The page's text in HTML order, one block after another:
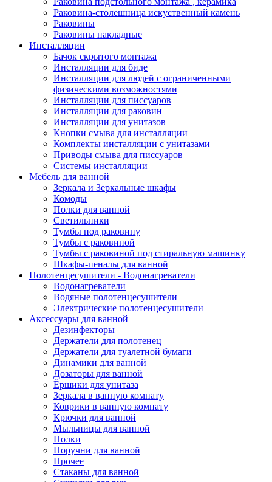
Раковина-столешница искуственный камень
Раковины
Раковины накладные
Инсталляции
Бачок скрытого монтажа
Инсталляции для биде
Инсталляции для людей с ограниченными
физическими возможностями
Инсталляции для писсуаров
Инсталляции для раковин
Инсталляции для унитазов
Кнопки смыва для инсталляции
Комплекты инсталляции с унитазами
Приводы смыва для писсуаров
Системы инсталляции
Мебель для ванной
Зеркала и Зеркальные шкафы
Комоды
Полки для ванной
Светильники
Тумбы под раковину
Тумбы с раковиной
Тумбы с раковиной под стиральную машинку
Шкафы-пеналы для ванной
Полотенцесушители - Водонагреватели
Водонагреватели
Водяные полотенцесушители
Электрические полотенцесушители
Аксессуары для ванной
Дезинфекторы
Держатели для полотенец
Держатели для туалетной бумаги
Динамики для ванной
Дозаторы для ванной
Ёршики для унитаза
Зеркала в ванную комнату
Коврики в ванную комнату
Крючки для ванной
Мыльницы для ванной
Полки
Поручни для ванной
Прочее
Стаканы для ванной